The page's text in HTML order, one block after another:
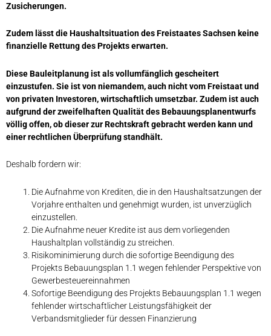
Zusicherungen.
Zudem lässt die Haushaltsituation des Freistaates Sachsen keine
finanzielle Rettung des Projekts erwarten.
Diese Bauleitplanung ist als vollumfänglich gescheitert
einzustufen. Sie ist von niemandem, auch nicht vom Freistaat und
von privaten Investoren, wirtschaftlich umsetzbar. Zudem ist auch
aufgrund der zweifelhaften Qualität des Bebauungsplanentwurfs
völlig offen, ob dieser zur Rechtskraft gebracht werden kann und
einer rechtlichen Überprüfung standhält.
Deshalb fordern wir:
Die Aufnahme von Krediten, die in den Haushaltsatzungen der
Vorjahre enthalten und genehmigt wurden, ist unverzüglich
einzustellen.
Die Aufnahme neuer Kredite ist aus dem vorliegenden
Haushaltplan vollständig zu streichen.
Risikominimierung durch die sofortige Beendigung des
Projekts Bebauungsplan 1.1 wegen fehlender Perspektive von
Gewerbesteuereinnahmen
Sofortige Beendigung des Projekts Bebauungsplan 1.1 wegen
fehlender wirtschaftlicher Leistungsfähigkeit der
Verbandsmitglieder für dessen Finanzierung